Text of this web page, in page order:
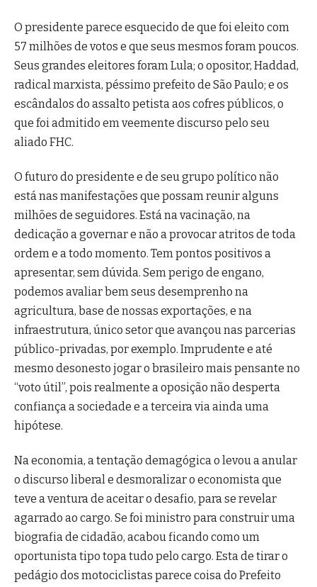
O presidente parece esquecido de que foi eleito com
57 milhões de votos e que seus mesmos foram poucos.
Seus grandes eleitores foram Lula; o opositor, Haddad,
radical marxista, péssimo prefeito de São Paulo; e os
escândalos do assalto petista aos cofres públicos, o
que foi admitido em veemente discurso pelo seu
aliado FHC.
O futuro do presidente e de seu grupo político não
está nas manifestações que possam reunir alguns
milhões de seguidores. Está na vacinação, na
dedicação a governar e não a provocar atritos de toda
ordem e a todo momento. Tem pontos positivos a
apresentar, sem dúvida. Sem perigo de engano,
podemos avaliar bem seus desemprenho na
agricultura, base de nossas exportações, e na
infraestrutura, único setor que avançou nas parcerias
público-privadas, por exemplo. Imprudente e até
mesmo desonesto jogar o brasileiro mais pensante no
“voto útil”, pois realmente a oposição não desperta
confiança a sociedade e a terceira via ainda uma
hipótese.
Na economia, a tentação demagógica o levou a anular
o discurso liberal e desmoralizar o economista que
teve a ventura de aceitar o desafio, para se revelar
agarrado ao cargo. Se foi ministro para construir uma
biografia de cidadão, acabou ficando como um
oportunista tipo topa tudo pelo cargo. Esta de tirar o
pedágio dos motociclistas parece coisa do Prefeito